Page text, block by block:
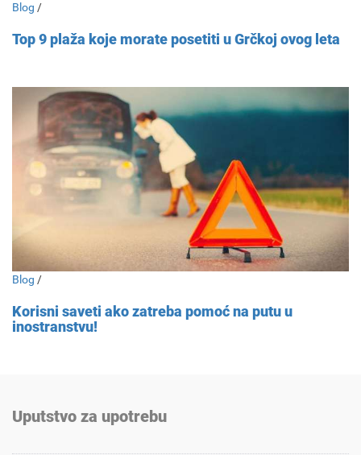
Blog /
Top 9 plaža koje morate posetiti u Grčkoj ovog leta
Blog /
Korisni saveti ako zatreba pomoć na putu u
inostranstvu!
Uputstvo za upotrebu